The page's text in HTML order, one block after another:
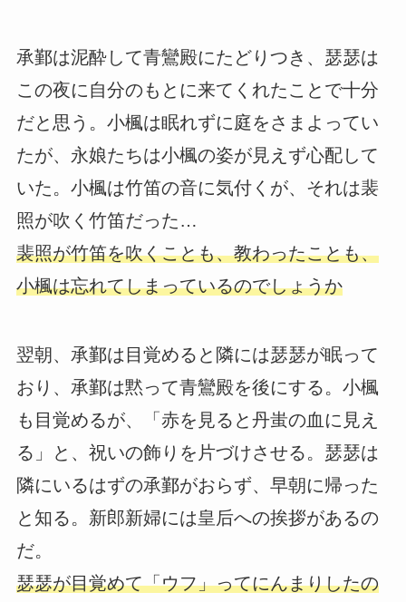
承鄞は泥酔して青鸞殿にたどりつき、瑟瑟は
この夜に自分のもとに来てくれたことで十分
だと思う。小楓は眠れずに庭をさまよってい
たが、永娘たちは小楓の姿が見えず心配して
いた。小楓は竹笛の音に気付くが、それは裴
照が吹く竹笛だった…
裴照が竹笛を吹くことも、教わったことも、
小楓は忘れてしまっているのでしょうか
翌朝、承鄞は目覚めると隣には瑟瑟が眠って
おり、承鄞は黙って青鸞殿を後にする。小楓
も目覚めるが、「赤を見ると丹蚩の血に見え
る」と、祝いの飾りを片づけさせる。瑟瑟は
隣にいるはずの承鄞がおらず、早朝に帰った
と知る。新郎新婦には皇后への挨拶があるの
だ。
瑟瑟が目覚めて「ウフ」ってにんまりしたの